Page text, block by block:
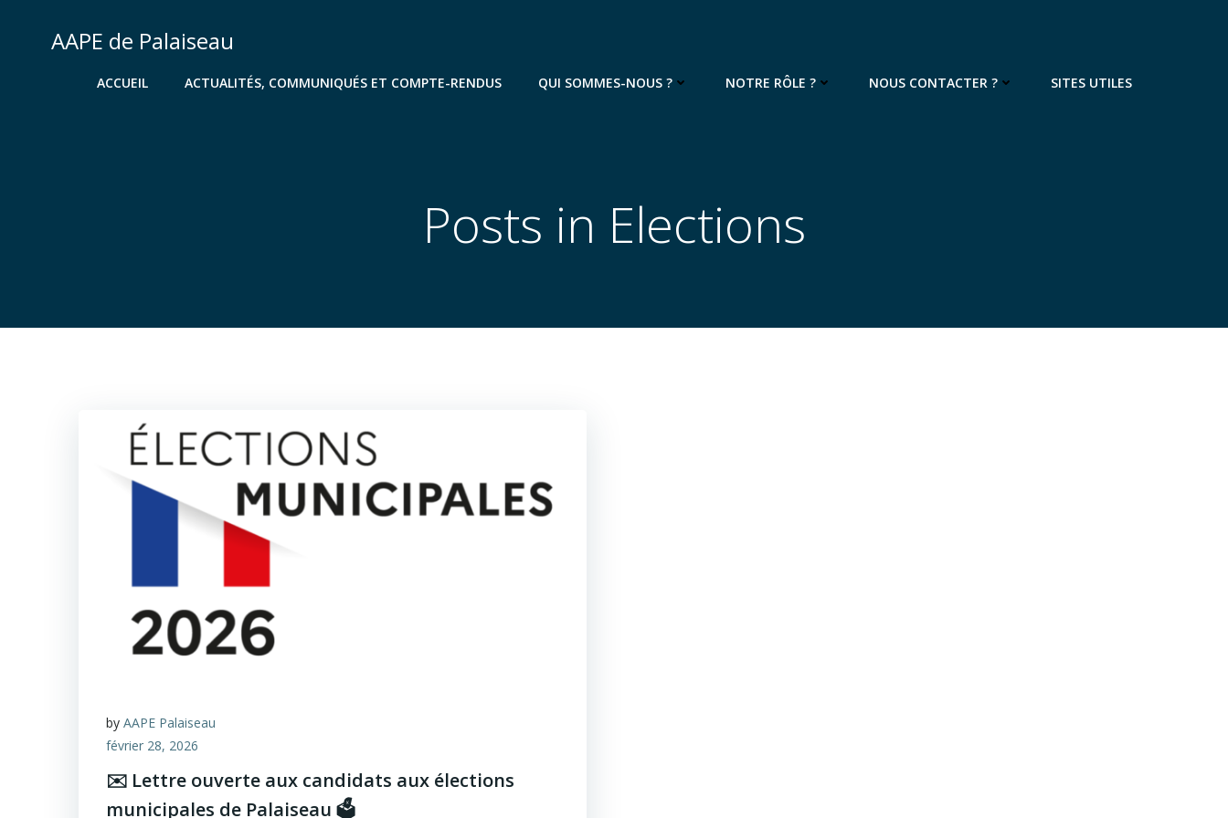
contenuAAPE de Palaiseau
ACCUEIL ACTUALITÉS, COMMUNIQUÉS ET COMPTE-RENDUS QUI SOMMES-NOUS ? NOTRE RÔLE ? NOUS CONTACTER ? SITES UTILES
Posts in Elections
by AAPE Palaiseau
février 28, 2026
✉️ Lettre ouverte aux candidats aux élections
municipales de Palaiseau 🗳️